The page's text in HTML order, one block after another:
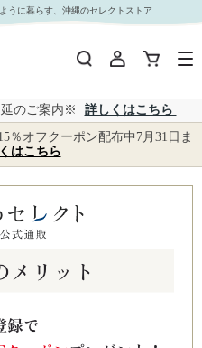
うに暮らす、沖縄のセレクトストア
延のご案内※
詳しくはこちら
％オフクーポン配布中7月31日ま
はこちら